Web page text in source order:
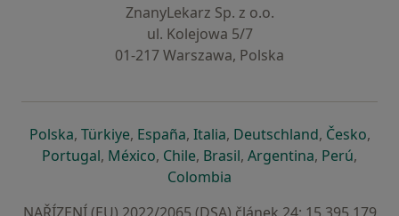
ZnanyLekarz Sp. z o.o.
ul. Kolejowa 5/7
01-217 Warszawa, Polska
Polskase otevře v nové záložce
, Türkiyese otevře v nové záložce
, Españase otevře v nové záložce
, Italiase otevře v nové záložce
, Deutschlandse otevře v
, Českose
,
Portugalse otevře v nové záložce
, Méxicose otevře v nové záložce
, Chilese otevře v nové záložce
, Brasilse otevře v nové
, Argentinase otevře v
, Perúse
,
Colombia